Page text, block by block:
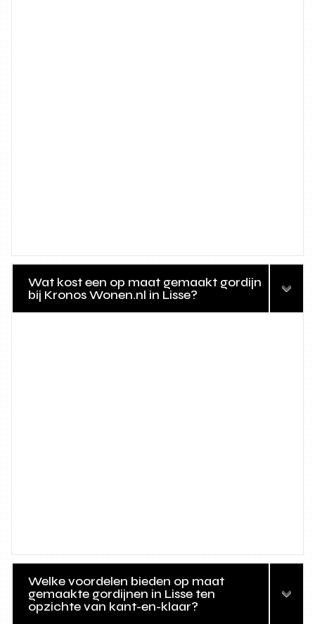
Wat kost een op maat gemaakt gordijn
bij Kronos Wonen.nl in Lisse?
Welke voordelen bieden op maat
gemaakte gordijnen in Lisse ten
opzichte van kant-en-klaar?